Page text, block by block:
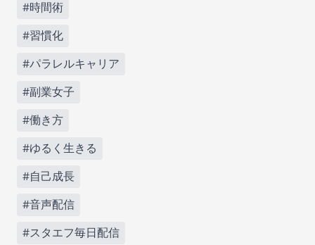
#時間術
#習慣化
#パラレルキャリア
#副業女子
#働き方
#ゆるく生きる
#自己成長
#音声配信
#スタエフ毎日配信